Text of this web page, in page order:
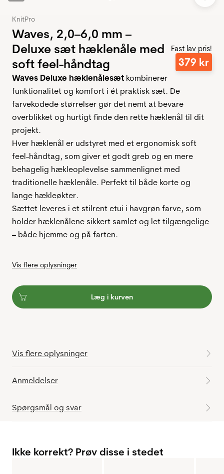
KnitPro
Waves, 2,0–6,0 mm –
Deluxe sæt hæklenåle med
soft feel-håndtag
Fast lav pris!
379 kr
Waves Deluxe hæklenålesæt kombinerer
funktionalitet og komfort i ét praktisk sæt. De
farvekodede størrelser gør det nemt at bevare
overblikket og hurtigt finde den rette hæklenål til dit
projekt.
Hver hæklenål er udstyret med et ergonomisk soft
feel-håndtag, som giver et godt greb og en mere
behagelig hækleoplevelse sammenlignet med
traditionelle hæklenåle. Perfekt til både korte og
lange hækleøkter.
Sættet leveres i et stilrent etui i havgrøn farve, som
holder hæklenålene sikkert samlet og let tilgængelige
– både hjemme og på farten.
Vis flere oplysninger
Læg i kurven
Vis flere oplysninger
Anmeldelser
Spørgsmål og svar
Ikke korrekt? Prøv disse i stedet